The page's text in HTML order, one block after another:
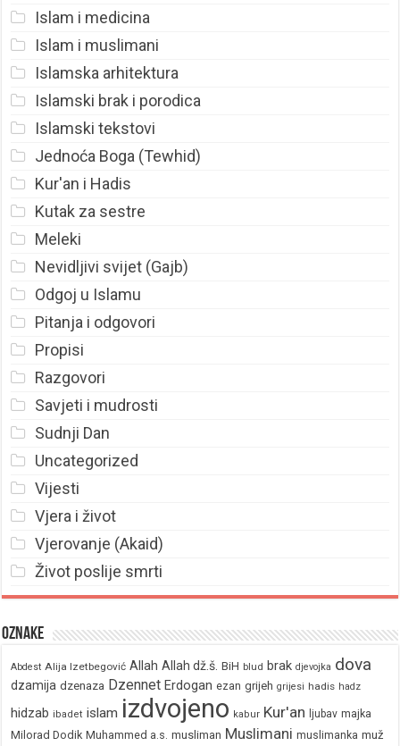
Islam i medicina
Islam i muslimani
Islamska arhitektura
Islamski brak i porodica
Islamski tekstovi
Jednoća Boga (Tewhid)
Kur'an i Hadis
Kutak za sestre
Meleki
Nevidljivi svijet (Gajb)
Odgoj u Islamu
Pitanja i odgovori
Propisi
Razgovori
Savjeti i mudrosti
Sudnji Dan
Uncategorized
Vijesti
Vjera i život
Vjerovanje (Akaid)
Život poslije smrti
Oznake
Abdest Alija Izetbegović Allah Allah dž.š. BiH blud brak djevojka dova
dzamija dzenaza Dzennet Erdogan ezan grijeh grijesi hadis hadz
hidzab ibadet islam izdvojeno kabur Kur'an ljubav majka
Milorad Dodik Muhammed a.s. musliman Muslimani muslimanka muž